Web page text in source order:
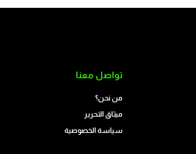
تواصل معنا
من نحن؟
ميثاق التحرير
سياسة الخصوصية